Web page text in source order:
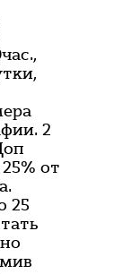
2
от
25